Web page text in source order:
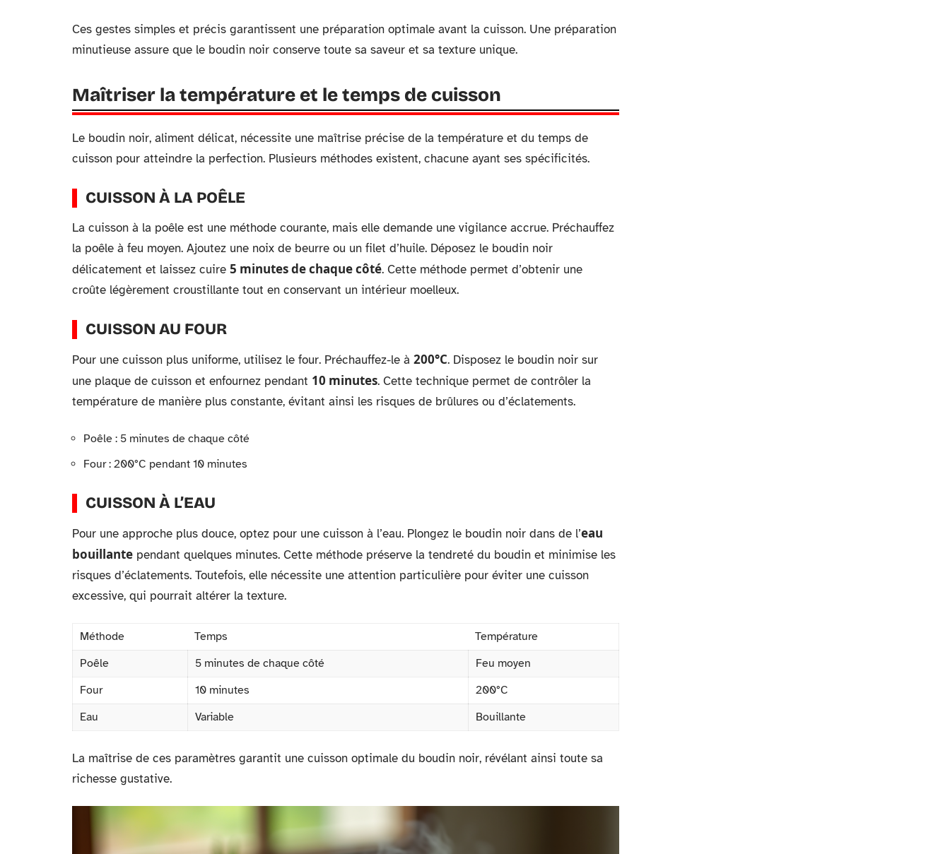
Ces gestes simples et précis garantissent une préparation optimale avant la cuisson. Une préparation
minutieuse assure que le boudin noir conserve toute sa saveur et sa texture unique.
Maîtriser la température et le temps de cuisson
Le boudin noir, aliment délicat, nécessite une maîtrise précise de la température et du temps de
cuisson pour atteindre la perfection. Plusieurs méthodes existent, chacune ayant ses spécificités.
CUISSON À LA POÊLE
La cuisson à la poêle est une méthode courante, mais elle demande une vigilance accrue. Préchauffez
la poêle à feu moyen. Ajoutez une noix de beurre ou un filet d’huile. Déposez le boudin noir
délicatement et laissez cuire 5 minutes de chaque côté. Cette méthode permet d’obtenir une
croûte légèrement croustillante tout en conservant un intérieur moelleux.
CUISSON AU FOUR
Pour une cuisson plus uniforme, utilisez le four. Préchauffez-le à 200°C. Disposez le boudin noir sur
une plaque de cuisson et enfournez pendant 10 minutes. Cette technique permet de contrôler la
température de manière plus constante, évitant ainsi les risques de brûlures ou d’éclatements.
Poêle : 5 minutes de chaque côté
Four : 200°C pendant 10 minutes
CUISSON À L’EAU
Pour une approche plus douce, optez pour une cuisson à l’eau. Plongez le boudin noir dans de l’eau
bouillante pendant quelques minutes. Cette méthode préserve la tendreté du boudin et minimise les
risques d’éclatements. Toutefois, elle nécessite une attention particulière pour éviter une cuisson
excessive, qui pourrait altérer la texture.
Méthode Temps
Température
Poêle
5 minutes de chaque côté
Feu moyen
Four
10 minutes
200°C
Eau
Variable Bouillante
La maîtrise de ces paramètres garantit une cuisson optimale du boudin noir, révélant ainsi toute sa
richesse gustative.